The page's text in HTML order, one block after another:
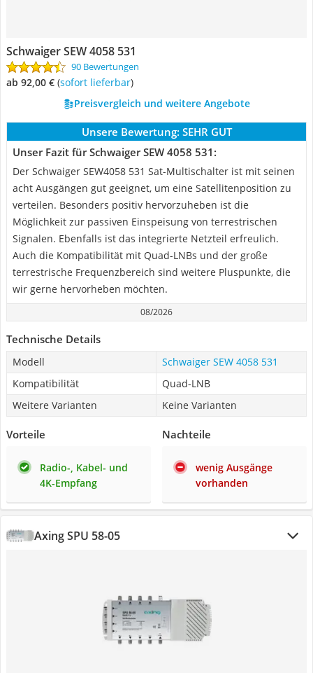
Schwaiger SEW 4058 531
90 Bewertungen
ab 92,00 € ( Sofort lieferbar)
Preisvergleich und weitere Angebote
Unsere Bewertung: SEHR GUT
Unser Fazit für Schwaiger SEW 4058 531:
Der Schwaiger SEW4058 531 Sat-Multischalter ist mit seinen
acht Ausgängen gut geeignet, um eine Satellitenposition zu
verteilen. Besonders positiv hervorzuheben ist die
Möglichkeit zur passiven Einspeisung von terrestrischen
Signalen. Ebenfalls ist das integrierte Netzteil erfreulich.
Auch die Kompatibilität mit Quad-LNBs und der große
terrestrische Frequenzbereich sind weitere Pluspunkte, die
wir gerne hervorheben möchten.
08/2026
Technische Details
Modell
Schwaiger SEW 4058 531
Kompatibilität
Quad-LNB
Weitere Varianten
Keine Varianten
Vorteile
Radio-, Kabel- und
4K-Empfang
Nachteile
wenig Ausgänge
vorhanden
Axing SPU 58-05